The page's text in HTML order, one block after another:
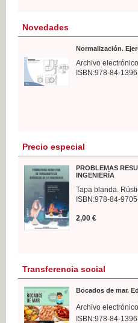
Novedades
Normalización.
Archivo
ISBN:978-84-
Precio especial
PROBLEMAS
INGENIERÍA
Tapa blanda.
ISBN:978-84-
2,00 €
Transferencia social
Bocados de mar.
Archivo
ISBN:978-84-